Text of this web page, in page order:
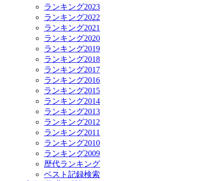
ランキング2023
ランキング2022
ランキング2021
ランキング2020
ランキング2019
ランキング2018
ランキング2017
ランキング2016
ランキング2015
ランキング2014
ランキング2013
ランキング2012
ランキング2011
ランキング2010
ランキング2009
歴代ランキング
ベスト記録検索